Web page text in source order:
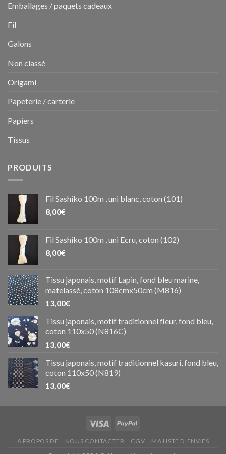
Emballages / paquets cadeaux
Fil
Galons
Non classé
Origami
Papeterie / carterie
Papiers
Tissus
PRODUITS
Fil Sashiko 100m , uni blanc, coton (101)
8,00€
Fil Sashiko 100m , uni Ecru, coton (102)
8,00€
Tissu japonais, motif Lapin, fond bleu marine,
matelassé, coton 108cmx50cm (M816)
13,00€
Tissu japonais, motif traditionnel fleur, fond bleu,
coton 110x50 (N816C)
13,00€
Tissu japonais, motif traditionnel kasuri, fond bleu,
coton 110x50 (N819)
13,00€
A PROPOS DE NOUS CONTACTER CGV MA LISTE D’ENVIES